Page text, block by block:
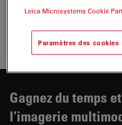
confluence, comptage
efficacité de la transfection
Gagnez du temps
l’imagerie
Leica Microsystems Cookie
Paramètres des cookies